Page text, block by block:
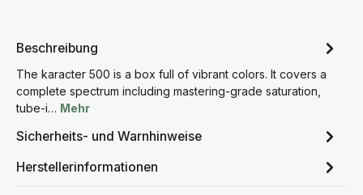
Beschreibung
The karacter 500 is a box full of vibrant colors. It covers a
complete spectrum including mastering-grade saturation,
tube-i… Mehr
Sicherheits- und Warnhinweise
Herstellerinformationen